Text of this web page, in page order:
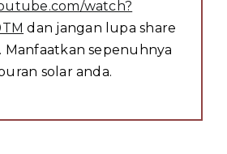
watch?
dan jangan lupa share
Manfaatkan sepenuhnya
solar anda.